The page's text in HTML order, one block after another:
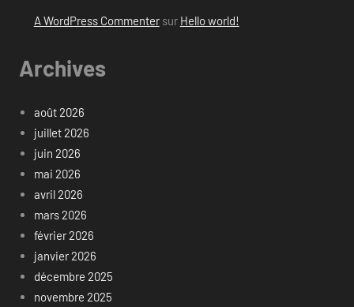
A WordPress Commentersur Hello world!
Archives
août 2026
juillet 2026
juin 2026
mai 2026
avril 2026
mars 2026
février 2026
janvier 2026
décembre 2025
novembre 2025